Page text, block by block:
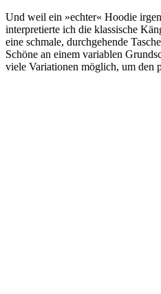
Und weil ein »echter« Hoodie
interpretierte ich die klassische
eine schmale, durchgehende
Schöne an einem variablen
viele Variationen möglich, um den